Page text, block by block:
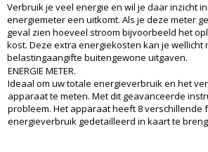
Verbruik je veel energie en wil je daar inzicht
energiemeter een uitkomt. Als je deze meter
geval zien hoeveel stroom bijvoorbeeld het
kost. Deze extra energiekosten kan je wellicht
belastingaangifte buitengewone uitgaven.
ENERGIE METER.
Ideaal om uw totale energieverbruik en het
apparaat te meten. Met dit geavanceerde
probleem. Het apparaat heeft 8 verschillende
energieverbruik gedetailleerd in kaart te